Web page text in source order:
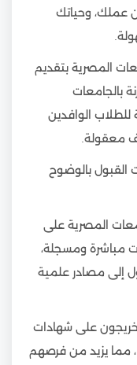
عملك، وحياتك
المصرية بتقديم
بالجامعات
للطلاب الوافدين
معقولة.
بالوضوح
المصرية على
مباشرة ومسجلة،
إلى مصادر علمية
على شهادات
مما يزيد من فرصهم